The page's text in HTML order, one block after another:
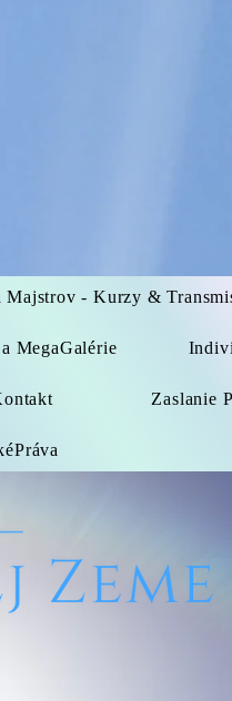
Majstrov - Kurzy &
MegaGalérie
Zaslanie